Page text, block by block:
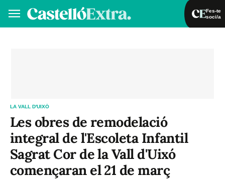
Fes-te
soci/a
LA VALL D'UIXÓ
Les obres de remodelació
integral de l'Escoleta Infantil
Sagrat Cor de la Vall d'Uixó
començaran el 21 de març